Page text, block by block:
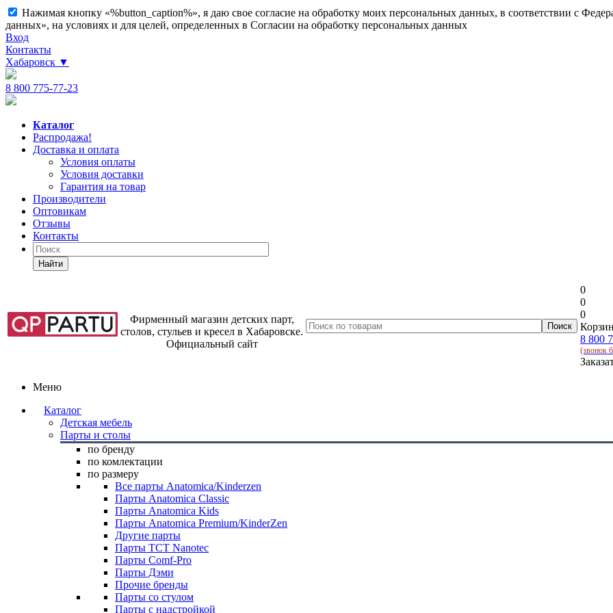
Нажимая кнопку «%button_caption%», я даю свое согласие на обработку моих персональных данных, в соответствии с
данных», на условиях и для целей, определенных в Согласии на обработку персональных данных
Вход
Контакты
Хабаровск ▼
8 800 775-77-23
Каталог
Распродажа!
Доставка и оплата
Условия оплаты
Условия доставки
Гарантия на товар
Производители
Оптовикам
Отзывы
Контакты
Найти
Фирменный магазин детских парт,
столов, стульев и кресел в Хабаровске.
Официальный сайт
0
0
0
8 800
(звонок
Меню
Каталог
Детская мебель
Парты и столы
по бренду
по комлектации
по размеру
Все парты Anatomica/Kinderzen
Парты Anatomica Classic
Парты Anatomica Kids
Парты Anatomica Premium/KinderZen
Другие парты
Парты TCT Nanotec
Парты Comf-Pro
Парты Дэми
Прочие бренды
Парты со стулом
Парты с надстройкой